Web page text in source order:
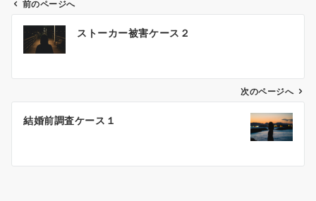
ン
前のページへ
ストーカー被害ケース２
次のページへ
結婚前調査ケース１